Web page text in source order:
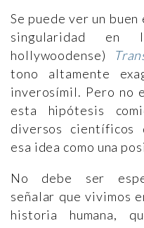
Se puede ver un
singularidad en
hollywoodense)
tono altamente
inverosímil. Pero no
esta hipótesis
diversos científicos
esa idea como una
No debe ser
señalar que vivimos
historia humana,